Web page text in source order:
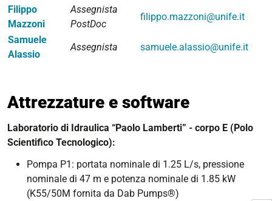
Filippo
Mazzoni
Assegnista
PostDoc
filippo.mazzoni@unife.it
Samuele
Alassio
Assegnista samuele.alassio@unife.it
Attrezzature e software
Laboratorio di Idraulica “Paolo Lamberti” - corpo E (Polo
Scientifico Tecnologico):
Pompa P1: portata nominale di 1.25 L/s, pressione
nominale di 47 m e potenza nominale di 1.85 kW
(K55/50M fornita da Dab Pumps®)